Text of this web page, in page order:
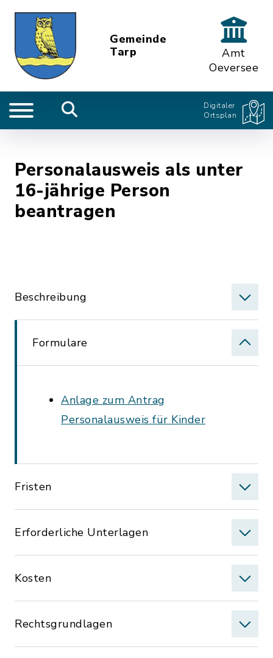
Gemeinde
Tarp
Amt
Oeversee
Digitaler
Ortsplan
Personalausweis als unter
16-jährige Person
beantragen
Beschreibung
Formulare
Anlage zum Antrag
Personalausweis für Kinder
Fristen
Erforderliche Unterlagen
Kosten
Rechtsgrundlagen